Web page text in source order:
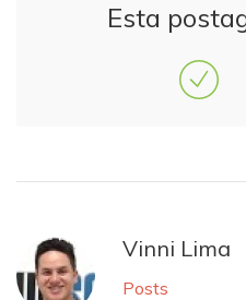
Esta
Vinni Lima
Posts